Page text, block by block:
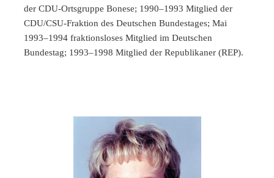
der CDU-Ortsgruppe Bonese; 1990–1993 Mitglied der
CDU/CSU-Fraktion des Deutschen Bundestages; Mai
1993–1994 fraktionsloses Mitglied im Deutschen
Bundestag; 1993–1998 Mitglied der Republikaner (REP).